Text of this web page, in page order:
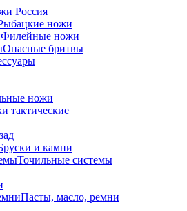
Россия
ножи
Филейные ножи
Опасные бритвы
ножи
тактические
и камни
Точильные системы
Пасты, масло, ремни